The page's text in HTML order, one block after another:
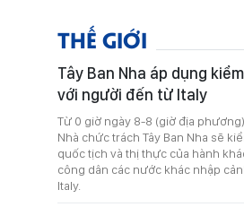
THẾ GIỚI
Tây Ban Nha áp dụng
với người đến từ Italy
Từ 0 giờ ngày 8-8 (giờ địa
Nhà chức trách Tây Ban Nha sẽ
quốc tịch và thị thực của hành
công dân các nước khác nhập
Italy.